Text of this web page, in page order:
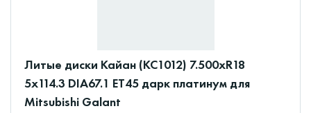
Литые диски Кайан (КС1012) 7.500xR18
5x114.3 DIA67.1 ET45 дарк платинум для
Mitsubishi Galant